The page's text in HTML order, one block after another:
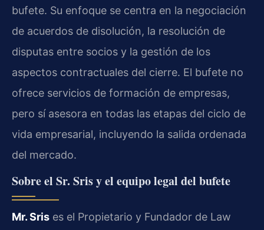
bufete. Su enfoque se centra en la negociación
de acuerdos de disolución, la resolución de
disputas entre socios y la gestión de los
aspectos contractuales del cierre. El bufete no
ofrece servicios de formación de empresas,
pero sí asesora en todas las etapas del ciclo de
vida empresarial, incluyendo la salida ordenada
del mercado.
Sobre el Sr. Sris y el equipo legal del bufete
Mr. Sris es el Propietario y Fundador de Law